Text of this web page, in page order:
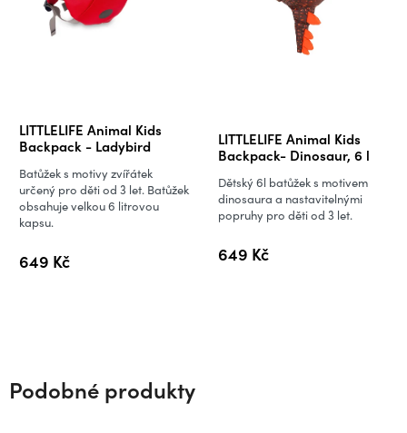
LITTLELIFE Animal Kids
Backpack - Ladybird
Průměrné
hodnocení
produktu
je
5,0
5
649 Kč
Batůžek s motivy zvířátek
určený pro děti od 3 let. Batůžek
obsahuje velkou 6 litrovou
kapsu.
LITTLELIFE Animal Kids
Backpack- Dinosaur, 6 l
649 Kč
Dětský 6l batůžek s motivem
dinosaura a nastavitelnými
popruhy pro děti od 3 let.
Podobné produkty